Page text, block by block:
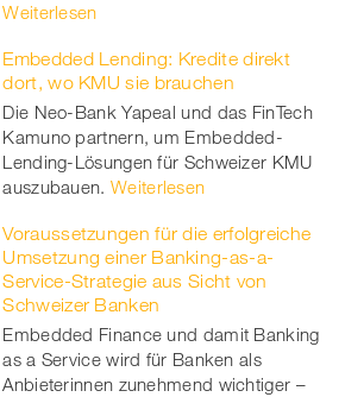
Weiterlesen
Embedded Lending: Kredite direkt
dort, wo KMU sie brauchen
Die Neo-Bank Yapeal und das FinTech
Kamuno partnern, um Embedded-
Lending-Lösungen für Schweizer KMU
auszubauen. Weiterlesen
Voraussetzungen für die erfolgreiche
Umsetzung einer Banking-as-a-
Service-Strategie aus Sicht von
Schweizer Banken
Embedded Finance und damit Banking
as a Service wird für Banken als
Anbieterinnen zunehmend wichtiger –